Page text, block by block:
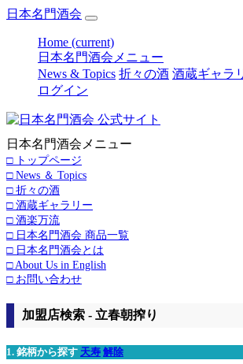
日本名門酒会
Home (current)
日本名門酒会メニュー
News & Topics 折々の酒 酒蔵ギャラ
ログイン
日本名門酒会メニュー
□ トップページ
□ News ＆ Topics
□ 折々の酒
□ 酒蔵ギャラリー
□ 酒楽万流
□ 日本名門酒会 商品一覧
□ 日本名門酒会とは
□ About Us in English
□ お問い合わせ
加盟店検索 - 立春朝搾り
1. 銘柄から探す 天寿 解除